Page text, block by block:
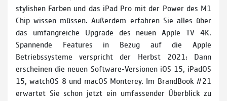
stylishen Farben und das iPad Pro mit der Power des M1
Chip wissen müssen. Außerdem erfahren Sie alles über
das umfangreiche Upgrade des neuen Apple TV 4K.
Spannende Features in Bezug auf die Apple
Betriebssysteme verspricht der Herbst 2021: Dann
erscheinen die neuen Software-Versionen iOS 15, iPadOS
15, watchOS 8 und macOS Monterey. Im BrandBook #21
erwartet Sie schon jetzt ein umfassender Überblick zu